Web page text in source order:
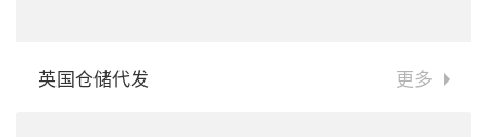
英国仓储代发 更多